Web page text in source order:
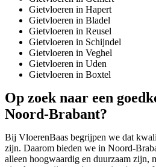
Gietvloeren in Hapert
Gietvloeren in Bladel
Gietvloeren in Reusel
Gietvloeren in Schijndel
Gietvloeren in Veghel
Gietvloeren in Uden
Gietvloeren in Boxtel
Op zoek naar een
Noord-Brabant?
Bij VloerenBaas begrijpen we dat
zijn. Daarom bieden we in Noord-
alleen hoogwaardig en duurzaam zijn,